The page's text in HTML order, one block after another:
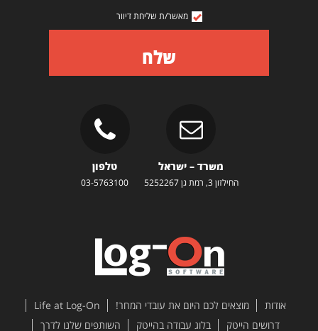
מאשר/ת שליחת דיוור
שלח
משרד – ישראל
החילזון 3, רמת גן 5252267
טלפון
03-5763100
אודות מוצאים לכם היום את עובדי המחר!
Life at Log-On
דרושים הייטק
בלוג עבודה בהייטק השותפים שלנו לדרך